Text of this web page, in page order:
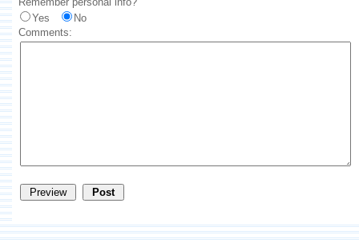
Yes
No
Comments: